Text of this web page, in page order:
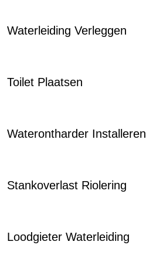
Waterleiding Verleggen
Toilet Plaatsen
Waterontharder Installeren
Stankoverlast Riolering
Loodgieter Waterleiding